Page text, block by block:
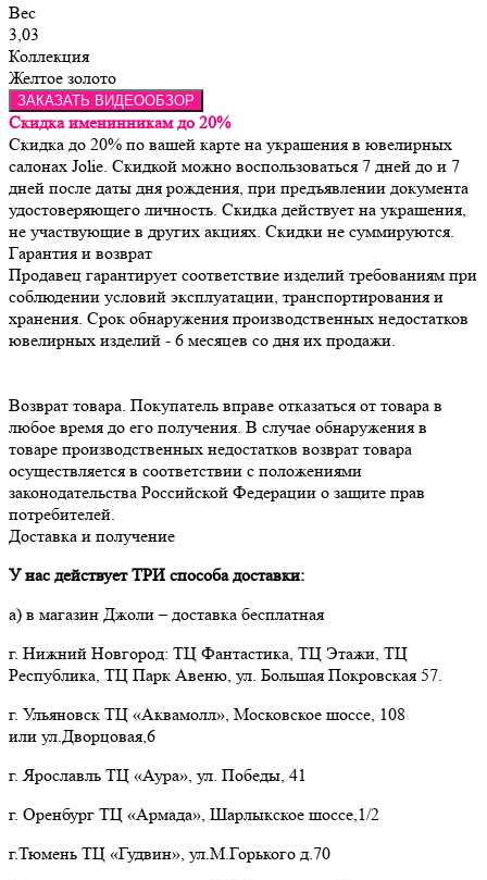
Вес
3,03
Коллекция
Желтое золото
ЗАКАЗАТЬ ВИДЕООБЗОР
Скидка именинникам до 20%
Скидка до 20% по вашей карте на украшения в ювелирных
салонах Jolie. Скидкой можно воспользоваться 7 дней до и 7
дней после даты дня рождения, при предъявлении документа
удостоверяющего личность. Скидка действует на украшения,
не участвующие в других акциях. Скидки не суммируются.
Гарантия и возврат
Продавец гарантирует соответствие изделий требованиям при
соблюдении условий эксплуатации, транспортирования и
хранения. Срок обнаружения производственных недостатков
Возврат товара. Покупатель вправе отказаться от товара в
любое время до его получения. В случае обнаружения в
товаре производственных недостатков возврат товара
осуществляется в соответствии с положениями
законодательства Российской Федерации о защите прав
потребителей.
Доставка и получение
У нас действует ТРИ способа доставки:
а) в магазин Джоли – доставка бесплатная
г. Нижний Новгород: ТЦ Фантастика, ТЦ Этажи, ТЦ
Республика, ТЦ Парк Авеню, ул. Большая Покровская 57.
г. Ульяновск ТЦ «Аквамолл», Московское шоссе, 108
или ул.Дворцовая,6
г. Ярославль ТЦ «Аура», ул. Победы, 41
г. Оренбург ТЦ «Армада», Шарлыкское шоссе,1/2
г.Тюмень ТЦ «Гудвин», ул.М.Горького д.70